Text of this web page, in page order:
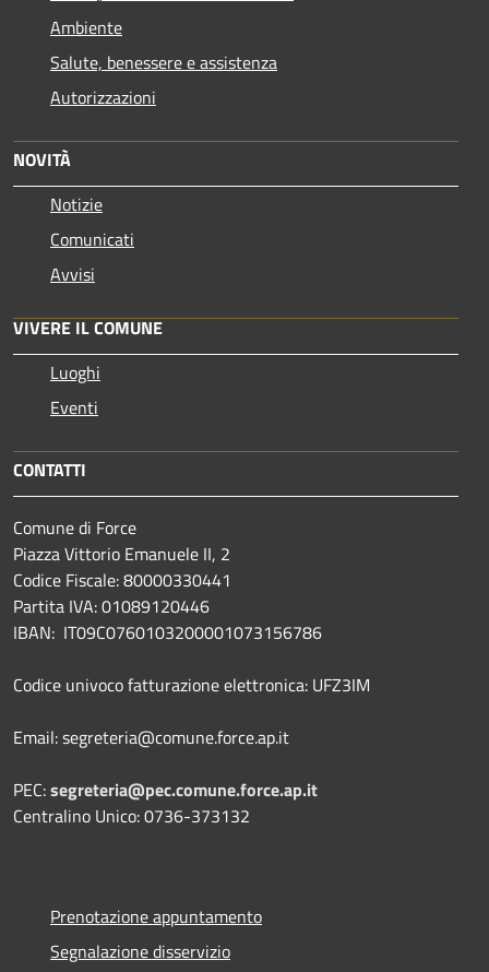
Ambiente
Salute, benessere e assistenza
Autorizzazioni
NOVITÀ
Notizie
Comunicati
Avvisi
VIVERE IL COMUNE
Luoghi
Eventi
CONTATTI
Comune di Force
Piazza Vittorio Emanuele II, 2
Codice Fiscale: 80000330441
Partita IVA: 01089120446
IBAN: IT09C0760103200001073156786
Codice univoco fatturazione elettronica: UFZ3IM
Email: segreteria@comune.force.ap.it
PEC:segreteria@pec.comune.force.ap.it
Centralino Unico: 0736-373132
Prenotazione appuntamento
Segnalazione disservizio